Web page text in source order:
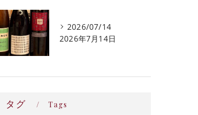
2026/07/14
2026年7月14日
タグ Tags